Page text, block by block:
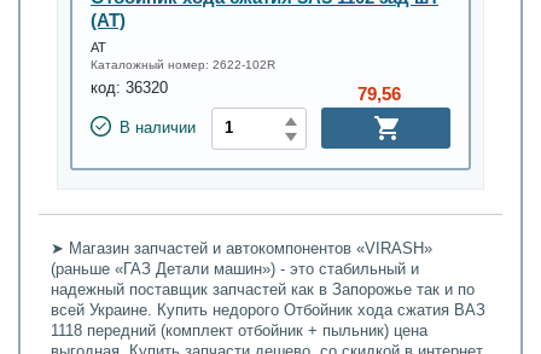
(АТ)
АТ
Каталожный номер: 2622-102R
код: 36320
В наличии
79,56
➤ Магазин запчастей и автокомпонентов «VIRASH»
(раньше «ГАЗ Детали машин») - это стабильный и
надежный поставщик запчастей как в Запорожье так и по
всей Украине. Купить недорого Отбойник хода сжатия ВАЗ
1118 передний (комплект отбойник + пыльник) цена